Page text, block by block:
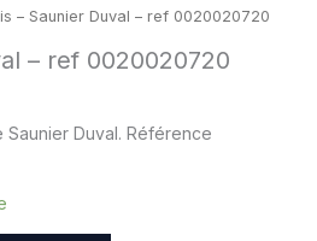
– Saunier Duval – ref 0020020720
– ref 0020020720
Duval. Référence